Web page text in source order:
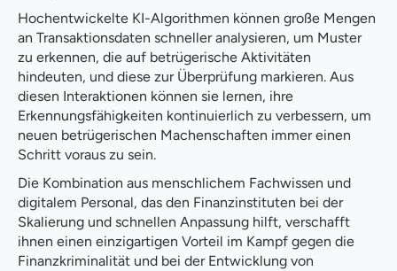
Hochentwickelte KI-Algorithmen können große Mengen
an Transaktionsdaten schneller analysieren, um Muster
zu erkennen, die auf betrügerische Aktivitäten
hindeuten, und diese zur Überprüfung markieren. Aus
diesen Interaktionen können sie lernen, ihre
Erkennungsfähigkeiten kontinuierlich zu verbessern, um
neuen betrügerischen Machenschaften immer einen
Schritt voraus zu sein.
Die Kombination aus menschlichem Fachwissen und
digitalem Personal, das den Finanzinstituten bei der
Skalierung und schnellen Anpassung hilft, verschafft
ihnen einen einzigartigen Vorteil im Kampf gegen die
Finanzkriminalität und bei der Entwicklung von